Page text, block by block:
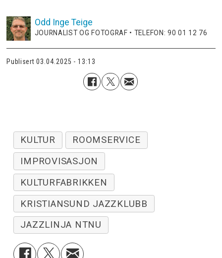
Odd Inge Teige
JOURNALIST OG FOTOGRAF • TELEFON: 90 01 12 76
Publisert 03.04.2025 - 13:13
KULTUR
ROOMSERVICE
IMPROVISASJON
KULTURFABRIKKEN
KRISTIANSUND JAZZKLUBB
JAZZLINJA NTNU